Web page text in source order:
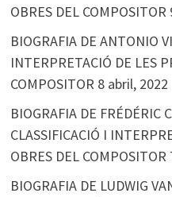
OBRES DEL COMPOSITOR
BIOGRAFIA DE ANTONIO
INTERPRETACIÓ DE LES
COMPOSITOR 8 abril, 2022
BIOGRAFIA DE
CLASSIFICACIÓ I
OBRES DEL COMPOSITOR
BIOGRAFIA DE LUDWIG